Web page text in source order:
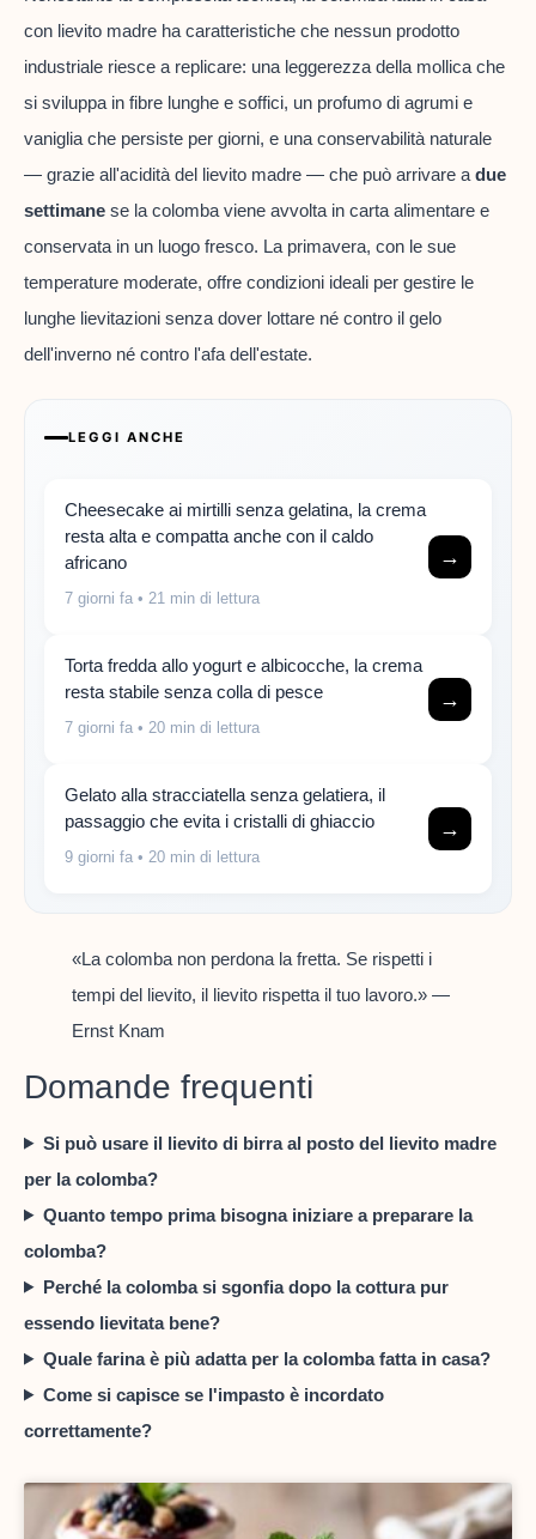
con lievito madre ha caratteristiche che nessun prodotto
industriale riesce a replicare: una leggerezza della mollica che
si sviluppa in fibre lunghe e soffici, un profumo di agrumi e
vaniglia che persiste per giorni, e una conservabilità naturale
— grazie all'acidità del lievito madre — che può arrivare a due
settimane se la colomba viene avvolta in carta alimentare e
conservata in un luogo fresco. La primavera, con le sue
temperature moderate, offre condizioni ideali per gestire le
lunghe lievitazioni senza dover lottare né contro il gelo
dell'inverno né contro l'afa dell'estate.
LEGGI ANCHE
Cheesecake ai mirtilli senza gelatina, la crema
resta alta e compatta anche con il caldo
africano
7 giorni fa • 21 min di lettura
→
Torta fredda allo yogurt e albicocche, la crema
resta stabile senza colla di pesce
7 giorni fa • 20 min di lettura
→
Gelato alla stracciatella senza gelatiera, il
passaggio che evita i cristalli di ghiaccio
9 giorni fa • 20 min di lettura
→
«La colomba non perdona la fretta. Se rispetti i
tempi del lievito, il lievito rispetta il tuo lavoro.» —
Ernst Knam
Domande frequenti
Si può usare il lievito di birra al posto del lievito madre
per la colomba?
Quanto tempo prima bisogna iniziare a preparare la
colomba?
Perché la colomba si sgonfia dopo la cottura pur
essendo lievitata bene?
Quale farina è più adatta per la colomba fatta in casa?
Come si capisce se l'impasto è incordato
correttamente?